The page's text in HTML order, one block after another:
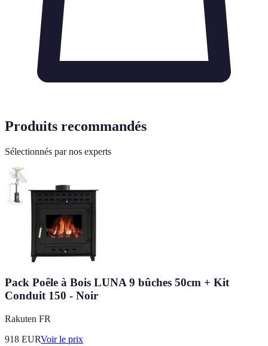
Produits recommandés
Sélectionnés par nos experts
Pack Poêle à Bois LUNA 9 bûches 50cm + Kit
Conduit 150 - Noir
Rakuten FR
918 EURVoir le prix